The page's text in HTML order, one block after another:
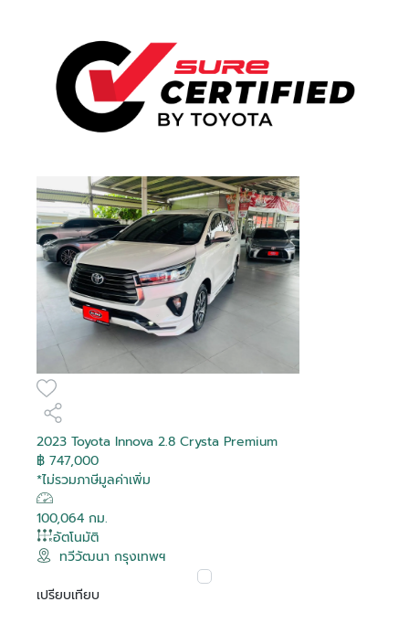
2023 Toyota Innova 2.8 Crysta Premium
฿ 747,000
*ไม่รวมภาษีมูลค่าเพิ่ม
100,064 กม.
อัตโนมัติ
ทวีวัฒนา กรุงเทพฯ
เปรียบเทียบ